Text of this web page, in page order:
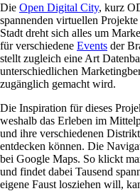
Die Open Digital City, kurz
spannenden virtuellen
Stadt dreht sich alles um
für verschiedene Events der
stellt zugleich eine Art
unterschiedlichen
zugänglich gemacht wird.
Die Inspiration für dieses
weshalb das Erleben im
und ihre verschiedenen
entdecken können. Die
bei Google Maps. So klickt
und findet dabei Tausend
eigene Faust losziehen will,